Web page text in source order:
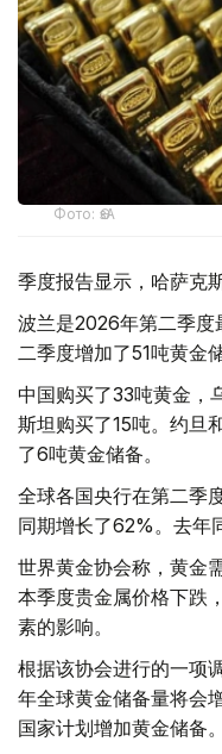
Фото: ӨзА
季度报告显示，哈萨克
波兰是2026年第二季
二季度增加了51吨黄金储
中国购买了33吨黄金，
斯坦购买了15吨。约旦
了6吨黄金储备。
全球各国央行在第二季
同期增长了62%。去年
世界黄金协会称，黄金
本季度贵金属价格下跌
素的影响。
根据该协会进行的一项
年全球黄金储备量将会
国家计划增加黄金储备。